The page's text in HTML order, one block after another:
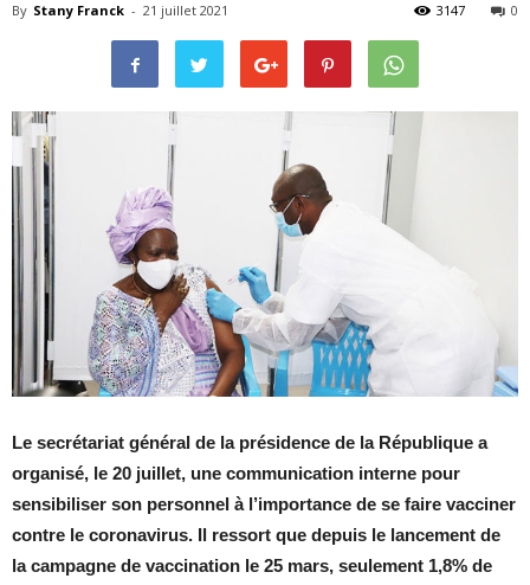
By Stany Franck - 21 juillet 2021 0
3147
Le secrétariat général de la présidence de la République a
organisé, le 20 juillet, une communication interne pour
sensibiliser son personnel à l’importance de se faire vacciner
contre le coronavirus. Il ressort que depuis le lancement de
la campagne de vaccination le 25 mars, seulement 1,8% de